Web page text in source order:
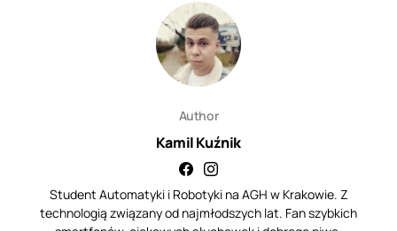
Author
Kamil Kuźnik
Student Automatyki i Robotyki na AGH w Krakowie. Z
technologią związany od najmłodszych lat. Fan szybkich